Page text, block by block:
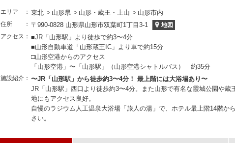
エリア 東北 山形県 山形・蔵王・上山 山形市内
住所 〒990-0828 山形県山形市双葉町1丁目3-1
地図
アクセス
■JR「山形駅」より徒歩で約3〜4分
■山形自動車道「山形蔵王IC」より車で約15分
□山形空港からのアクセス
「山形空港」〜「山形駅」（山形空港シャトルバス） 約35分
施設紹介
〜JR「山形駅」から徒歩約3〜4分！ 最上階には大浴場あり〜
JR「山形駅」西口より徒歩約3〜4分。また山形で有名な霞城公園や蔵
地にもアクセス良好。
自慢のラジウム人工温泉大浴場「旅人の湯」で、ホテル最上階14階か
さい。